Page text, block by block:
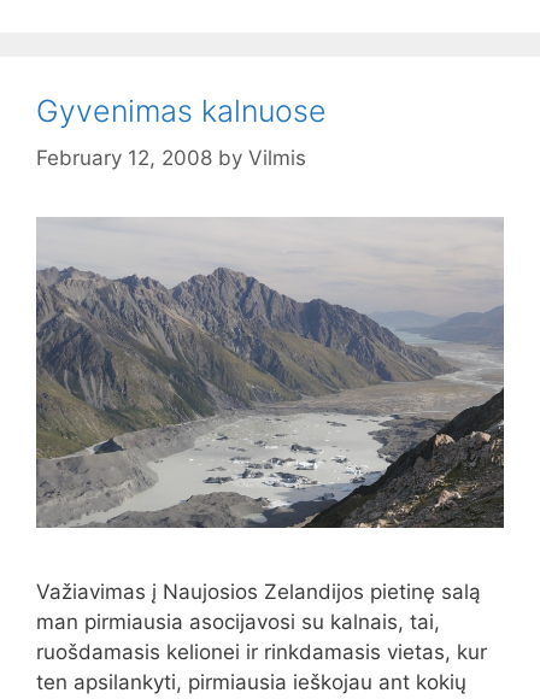
Gyvenimas kalnuose
February 12, 2008 by Vilmis
Važiavimas į Naujosios Zelandijos pietinę salą
man pirmiausia asocijavosi su kalnais, tai,
ruošdamasis kelionei ir rinkdamasis vietas, kur
ten apsilankyti, pirmiausia ieškojau ant kokių